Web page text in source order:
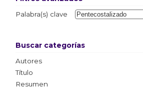
Palabra(s) clave
Buscar categorías
Autores
Título
Resumen